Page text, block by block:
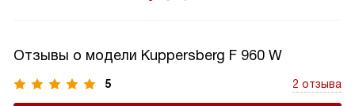
Отзывы о модели Kuppersberg F 960 W
5 2 отзыва